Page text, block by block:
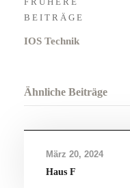
BEITRÄGE
IOS Technik
Ähnliche Beiträge
März 20, 2024
Haus F